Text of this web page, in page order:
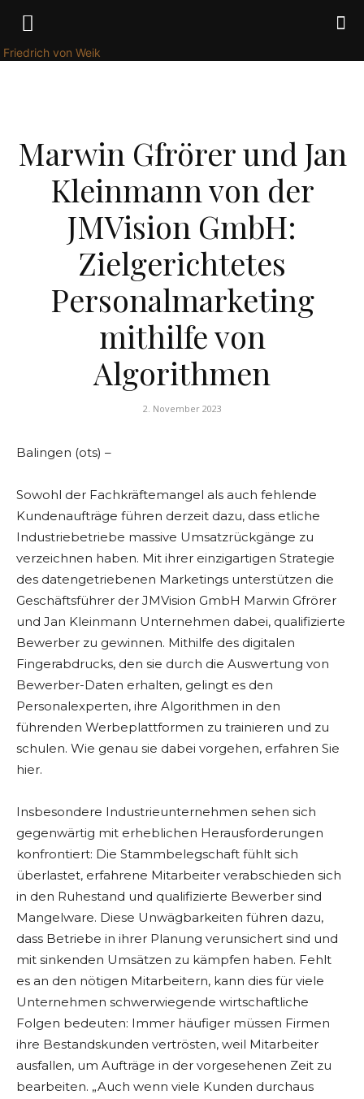
Friedrich von Weik
Marwin Gfrörer und Jan
Kleinmann von der
JMVision GmbH:
Zielgerichtetes
Personalmarketing
mithilfe von
Algorithmen
2. November 2023
Balingen (ots) –
Sowohl der Fachkräftemangel als auch fehlende
Kundenaufträge führen derzeit dazu, dass etliche
Industriebetriebe massive Umsatzrückgänge zu
verzeichnen haben. Mit ihrer einzigartigen Strategie
des datengetriebenen Marketings unterstützen die
Geschäftsführer der JMVision GmbH Marwin Gfrörer
und Jan Kleinmann Unternehmen dabei, qualifizierte
Bewerber zu gewinnen. Mithilfe des digitalen
Fingerabdrucks, den sie durch die Auswertung von
Bewerber-Daten erhalten, gelingt es den
Personalexperten, ihre Algorithmen in den
führenden Werbeplattformen zu trainieren und zu
schulen. Wie genau sie dabei vorgehen, erfahren Sie
hier.
Insbesondere Industrieunternehmen sehen sich
gegenwärtig mit erheblichen Herausforderungen
konfrontiert: Die Stammbelegschaft fühlt sich
überlastet, erfahrene Mitarbeiter verabschieden sich
in den Ruhestand und qualifizierte Bewerber sind
Mangelware. Diese Unwägbarkeiten führen dazu,
dass Betriebe in ihrer Planung verunsichert sind und
mit sinkenden Umsätzen zu kämpfen haben. Fehlt
es an den nötigen Mitarbeitern, kann dies für viele
Unternehmen schwerwiegende wirtschaftliche
Folgen bedeuten: Immer häufiger müssen Firmen
ihre Bestandskunden vertrösten, weil Mitarbeiter
ausfallen, um Aufträge in der vorgesehenen Zeit zu
bearbeiten. „Auch wenn viele Kunden durchaus